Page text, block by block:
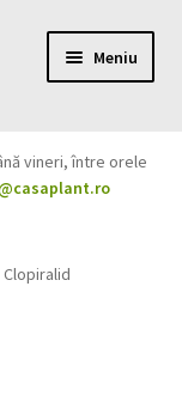
Meniu
vineri, între orele
Clopiralid